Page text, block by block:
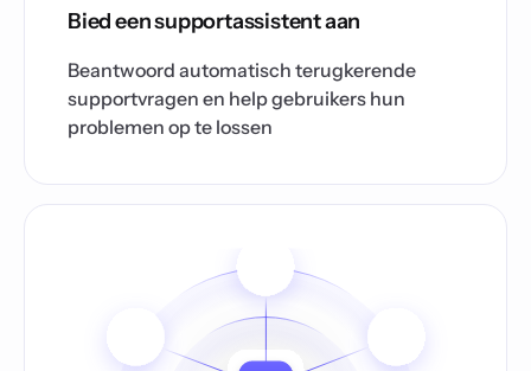
Bied een supportassistent aan
Beantwoord automatisch terugkerende
supportvragen en help gebruikers hun
problemen op te lossen